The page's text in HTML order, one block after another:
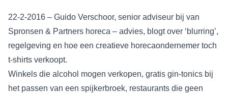
22-2-2016 – Guido Verschoor, senior adviseur bij van
Spronsen & Partners horeca – advies, blogt over ‘blurring’,
regelgeving en hoe een creatieve horecaondernemer toch
t-shirts verkoopt.
Winkels die alcohol mogen verkopen, gratis gin-tonics bij
het passen van een spijkerbroek, restaurants die geen